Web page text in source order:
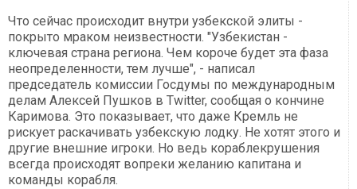
Что сейчас происходит внутри узбекской элиты -
покрыто мраком неизвестности. "Узбекистан -
ключевая страна региона. Чем короче будет эта фаза
неопределенности, тем лучше", - написал
председатель комиссии Госдумы по международным
делам Алексей Пушков в Twitter, сообщая о кончине
Каримова. Это показывает, что даже Кремль не
рискует раскачивать узбекскую лодку. Не хотят этого и
другие внешние игроки. Но ведь кораблекрушения
всегда происходят вопреки желанию капитана и
команды корабля.